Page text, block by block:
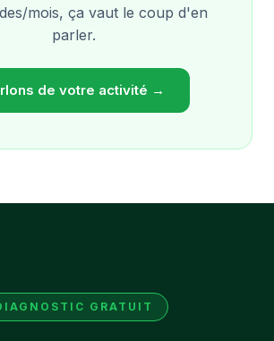
mois, ça vaut le coup d'en
parler.
de votre activité →
GRATUIT